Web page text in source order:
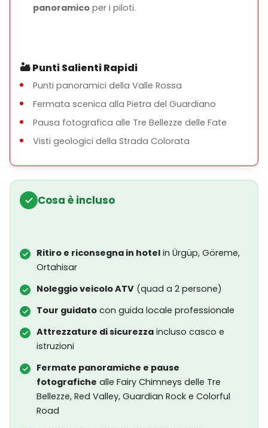
panoramico per i piloti.
🏜️Punti Salienti Rapidi
Punti panoramici della Valle Rossa
Fermata scenica alla Pietra del Guardiano
Pausa fotografica alle Tre Bellezze delle Fate
Visti geologici della Strada Colorata
Cosa è incluso
Ritiro e riconsegna in hotel in Ürgüp, Göreme,
Ortahisar
Noleggio veicolo ATV (quad a 2 persone)
Tour guidato con guida locale professionale
Attrezzature di sicurezza incluso casco e
istruzioni
Fermate panoramiche e pause
fotografiche alle Fairy Chimneys delle Tre
Bellezze, Red Valley, Guardian Rock e Colorful
Road